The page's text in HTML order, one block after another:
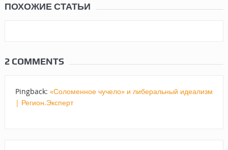
ПОХОЖИЕ СТАТЬИ
2 COMMENTS
Pingback: «Соломенное чучело» и либеральный идеализм
| Регион.Эксперт